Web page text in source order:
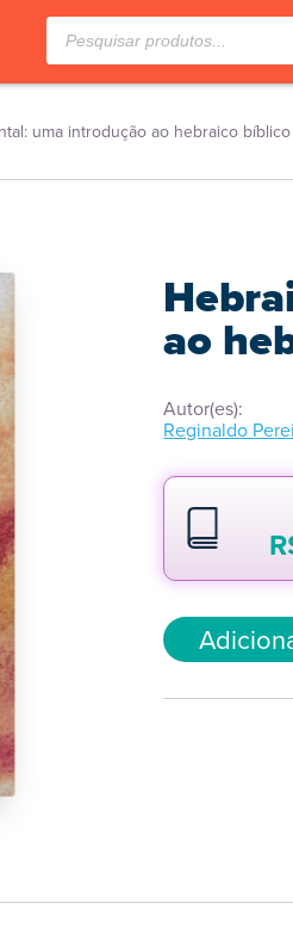
Pesquisar
produtos
uma introdução ao hebraico bíblico
ao
Autor(es):
Reginaldo